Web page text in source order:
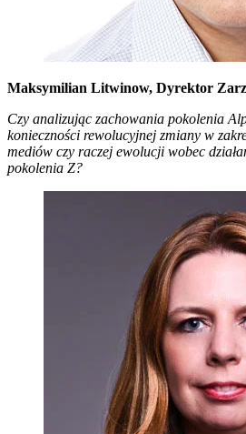
Maksymilian Litwinow, Dyrektor
Czy analizując zachowania pokolenia
konieczności rewolucyjnej zmiany w
mediów czy raczej ewolucji wobec
pokolenia Z?